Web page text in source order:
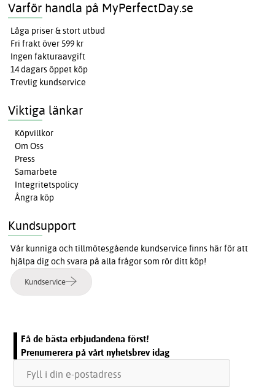
Varför handla på MyPerfectDay.se
Låga priser & stort utbud
Fri frakt över 599 kr
Ingen fakturaavgift
14 dagars öppet köp
Trevlig kundservice
Viktiga länkar
Köpvillkor
Om Oss
Press
Samarbete
Integritetspolicy
Ångra köp
Kundsupport
Vår kunniga och tillmötesgående kundservice finns här för att
hjälpa dig och svara på alla frågor som rör ditt köp!
Kundservice
Få de bästa erbjudandena först!
Prenumerera på vårt nyhetsbrev idag